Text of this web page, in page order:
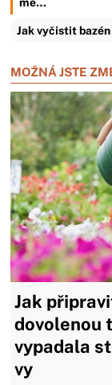
mě…
Jak vyčistit
MOŽNÁ JSTE
Jak
dovolenou
vypadala
vy